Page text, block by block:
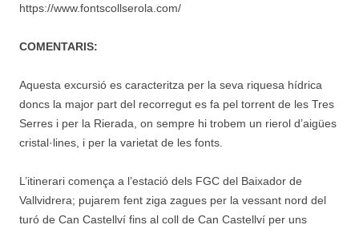
https://www.fontscollserola.com/
COMENTARIS:
Aquesta excursió es caracteritza per la seva riquesa hídrica
doncs la major part del recorregut es fa pel torrent de les Tres
Serres i per la Rierada, on sempre hi trobem un rierol d’aigües
cristal·lines, i per la varietat de les fonts.
L’itinerari comença a l’estació dels FGC del Baixador de
Vallvidrera; pujarem fent ziga zagues per la vessant nord del
turó de Can Castellví fins al coll de Can Castellví per uns